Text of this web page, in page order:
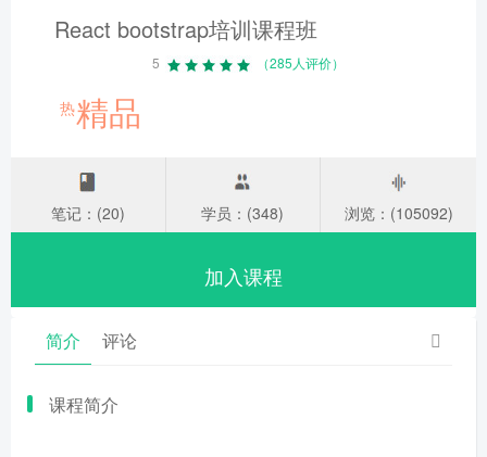
React bootstrap培训课程班
5 （285人评价）
热精品
笔记：(20) 学员：(348) 浏览：(105092)
加入课程
简介 评论
课程简介